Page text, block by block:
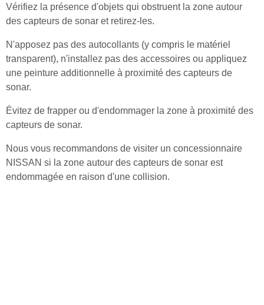
Vérifiez la présence d'objets qui obstruent la zone autour
des capteurs de sonar et retirez-les.
N'apposez pas des autocollants (y compris le matériel
transparent), n'installez pas des accessoires ou appliquez
une peinture additionnelle à proximité des capteurs de
sonar.
Évitez de frapper ou d'endommager la zone à proximité des
capteurs de sonar.
Nous vous recommandons de visiter un concessionnaire
NISSAN si la zone autour des capteurs de sonar est
endommagée en raison d'une collision.